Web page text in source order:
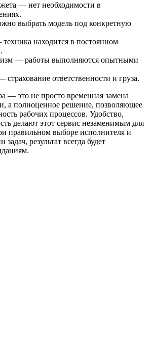
— нет необходимости в
выбрать модель под конкретную
находится в постоянном
— работы выполняются опытными
страхование ответственности и груза.
— это не просто временная замена
а полноценное решение, позволяющее
рабочих процессов. Удобство,
делают этот сервис незаменимым для
правильном выборе исполнителя и
результат всегда будет